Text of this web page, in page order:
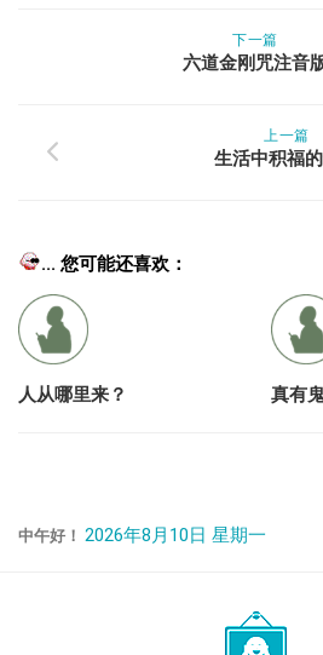
下一篇
六道金刚咒注音
上一篇
生活中积福
... 您可能还喜欢：
人从哪里来？ 真有
中午好！ 2026年8月10日 星期一